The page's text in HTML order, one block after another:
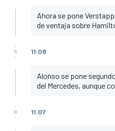
Ahora se pone
de ventaja sobre
11:08
Alonso se pone
del Mercedes, aunque
11:07